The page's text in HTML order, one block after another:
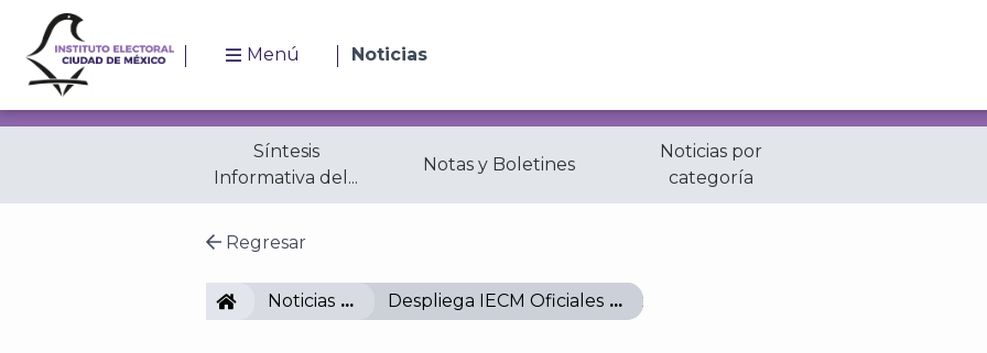
Menú Noticias
Síntesis
Informativa del...
Notas y Boletines
Noticias por
categoría
Regresar
IECMNoticias Despliega IECM Oficiales Electorales en centros de vacunación